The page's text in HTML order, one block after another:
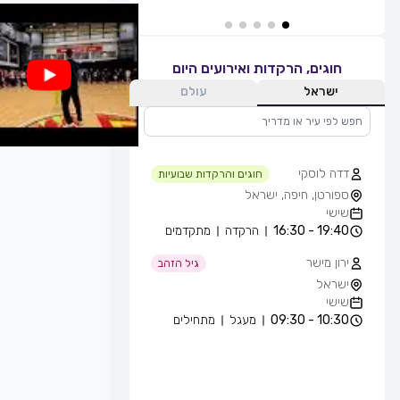
חוגים, הרקדות ואירועים היום
ישראל עולם
דדה לוסקי חוגים והרקדות שבועיות
ספורטן, חיפה, ישראל
שישי
19:40 - 16:30
הרקדה מתקדמים
ירון מישר גיל הזהב
ישראל
שישי
10:30 - 09:30
מעגל מתחילים